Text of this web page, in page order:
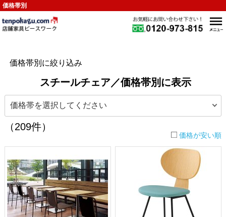
価格帯別
価格帯別に絞り込み
スチールチェア／価格帯別に表示
（209件）
価格が安い順